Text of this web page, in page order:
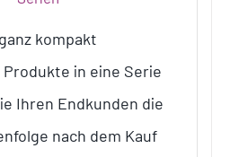
kompakt
in eine Serie
Ihren Endkunden die
nach dem Kauf